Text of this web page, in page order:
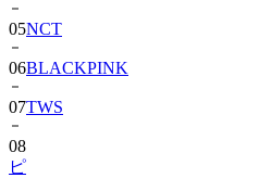
05NCT
06BLACKPINK
07TWS
08
ピ